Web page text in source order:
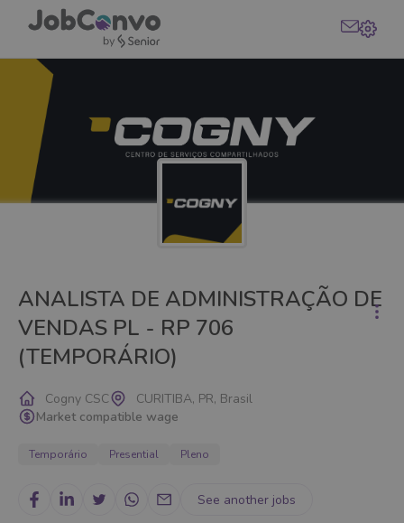
ANALISTA DE ADMINISTRAÇÃO DE
VENDAS PL - RP 706
(TEMPORÁRIO)
Cogny CSC
CURITIBA, PR, Brasil
Market compatible wage
Temporário Presential Pleno
See another jobs